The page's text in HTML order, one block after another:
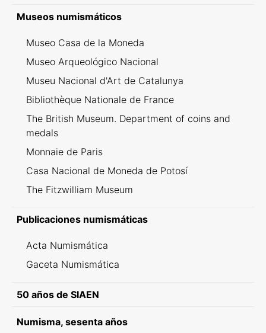
Museos numismáticos
Museo Casa de la Moneda
Museo Arqueológico Nacional
Museu Nacional d'Art de Catalunya
Bibliothèque Nationale de France
The British Museum. Department of coins and
medals
Monnaie de Paris
Casa Nacional de Moneda de Potosí
The Fitzwilliam Museum
Publicaciones numismáticas
Acta Numismática
Gaceta Numismática
50 años de SIAEN
Numisma, sesenta años